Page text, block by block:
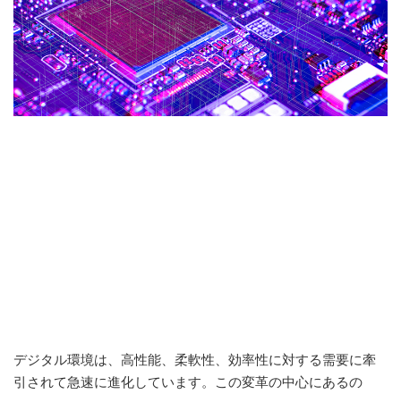
デジタル環境は、高性能、柔軟性、効率性に対する需要に牽
引されて急速に進化しています。この変革の中心にあるの